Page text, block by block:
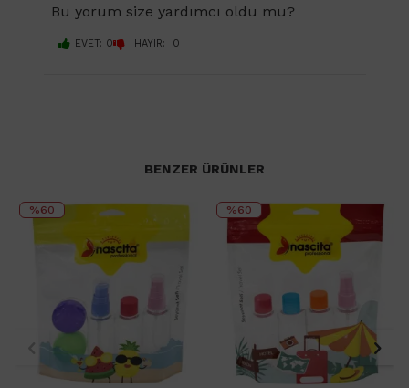
Bu yorum size yardımcı oldu mu?
EVET: 0 HAYIR: 0
BENZER ÜRÜNLER
%60 %60